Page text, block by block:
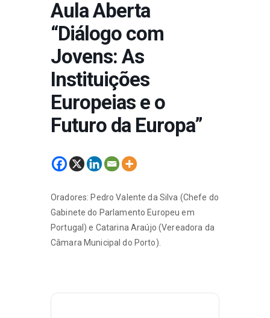
Aula Aberta
“Diálogo com
Jovens: As
Instituições
Europeias e o
Futuro da Europa”
Oradores: Pedro Valente da Silva (Chefe do
Gabinete do Parlamento Europeu em
Portugal) e Catarina Araújo (Vereadora da
Câmara Municipal do Porto).